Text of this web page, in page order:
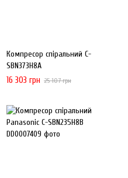
Компресор спіральний C-
SBN373H8A
16 303 грн 25 107 грн